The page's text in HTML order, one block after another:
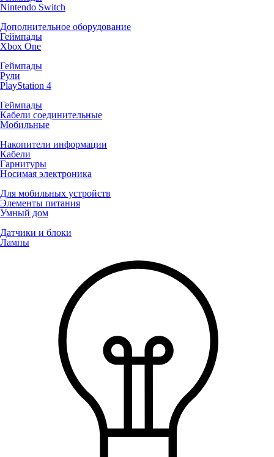
Nintendo Switch
Дополнительное оборудование
Геймпады
Xbox One
Геймпады
Рули
PlayStation 4
Геймпады
Кабели соединительные
Мобильные
Накопители информации
Кабели
Гарнитуры
Носимая электроника
Для мобильных устройств
Элементы питания
Умный дом
Датчики и блоки
Лампы